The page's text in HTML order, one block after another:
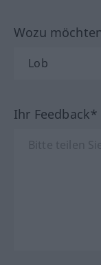
Wozu
Ihr Feedback*